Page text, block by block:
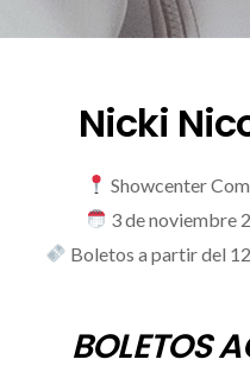
Nicki
Showcenter
3 de noviembre
Boletos a partir del
BOLETOS